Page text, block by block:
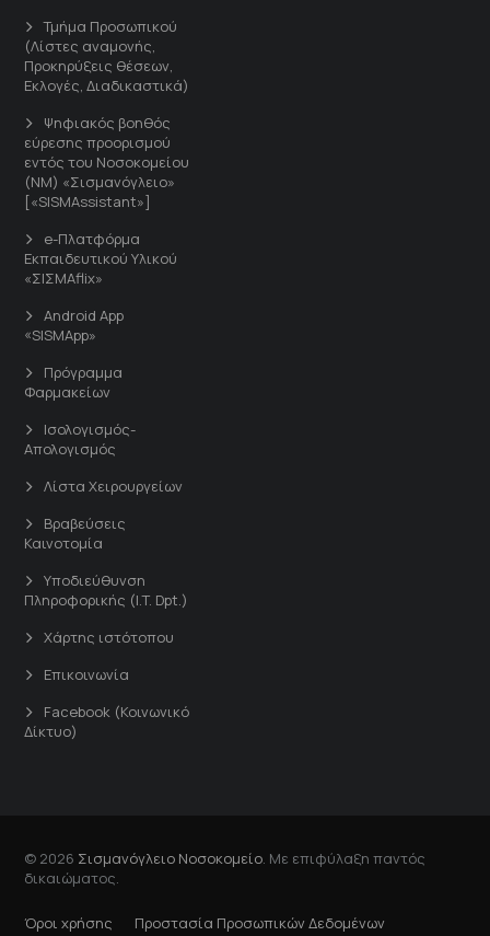
Τμήμα Προσωπικού
(Λίστες αναμονής,
Προκηρύξεις θέσεων,
Εκλογές, Διαδικαστικά)
Ψηφιακός βοηθός
εύρεσης προορισμού
εντός του Νοσοκομείου
(ΝΜ) «Σισμανόγλειο»
[«SISMAssistant»]
e-Πλατφόρμα
Εκπαιδευτικού Υλικού
«ΣΙΣΜΑflix»
Android App
«SISMApp»
Πρόγραμμα
Φαρμακείων
Ισολογισμός-
Απολογισμός
Λίστα Χειρουργείων
Βραβεύσεις
Καινοτομία
Υποδιεύθυνση
Πληροφορικής (I.T. Dpt.)
Χάρτης ιστότοπου
Επικοινωνία
Facebook (Κοινωνικό
Δίκτυο)
© 2026 Σισμανόγλειο Νοσοκομείο . Με επιφύλαξη παντός
δικαιώματος.
Όροι χρήσης Προστασία Προσωπικών Δεδομένων